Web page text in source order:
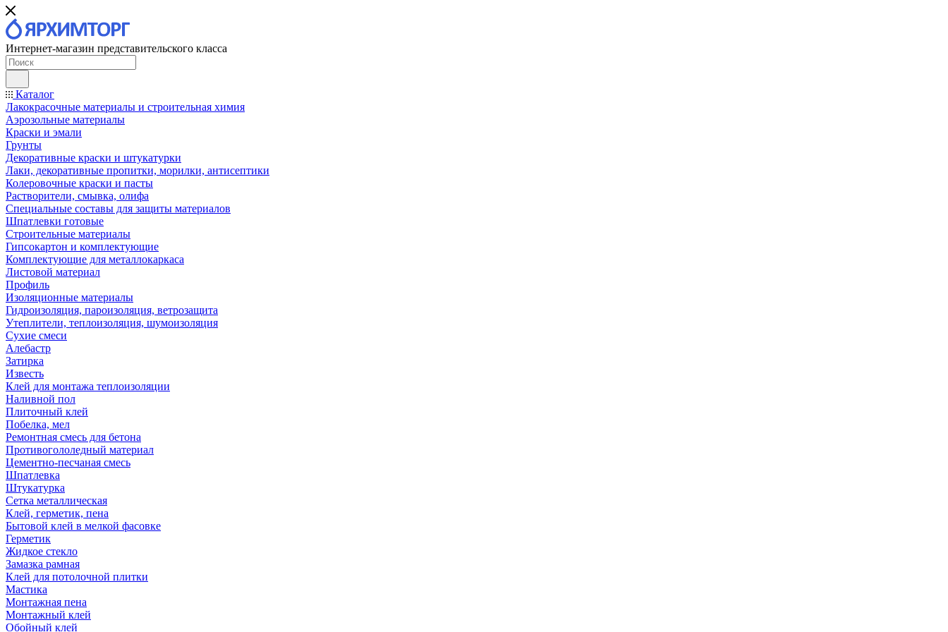
Интернет-магазин представительского класса
Каталог
Лакокрасочные материалы и строительная химия
Аэрозольные материалы
Краски и эмали
Грунты
Декоративные краски и штукатурки
Лаки, декоративные пропитки, морилки, антисептики
Колеровочные краски и пасты
Растворители, смывка, олифа
Специальные составы для защиты материалов
Шпатлевки готовые
Строительные материалы
Гипсокартон и комплектующие
Комплектующие для металлокаркаса
Листовой материал
Профиль
Изоляционные материалы
Гидроизоляция, пароизоляция, ветрозащита
Утеплители, теплоизоляция, шумоизоляция
Сухие смеси
Алебастр
Затирка
Известь
Клей для монтажа теплоизоляции
Наливной пол
Плиточный клей
Побелка, мел
Ремонтная смесь для бетона
Противогололедный материал
Цементно-песчаная смесь
Шпатлевка
Штукатурка
Сетка металлическая
Клей, герметик, пена
Бытовой клей в мелкой фасовке
Герметик
Жидкое стекло
Замазка рамная
Клей для потолочной плитки
Мастика
Монтажная пена
Монтажный клей
Обойный клей